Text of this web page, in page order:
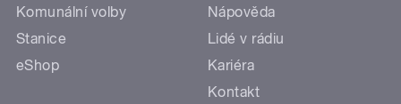
Komunální volby
Stanice
eShop
Nápověda
Lidé v rádiu
Kariéra
Kontakt